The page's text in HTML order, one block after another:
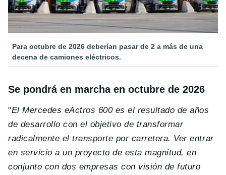
Para octubre de 2026 deberían pasar de 2 a más de una
decena de camiones eléctricos.
Se pondrá en marcha en octubre de 2026
"El Mercedes eActros 600 es el resultado de años
de desarrollo con el objetivo de transformar
radicalmente el transporte por carretera. Ver entrar
en servicio a un proyecto de esta magnitud, en
conjunto con dos empresas con visión de futuro